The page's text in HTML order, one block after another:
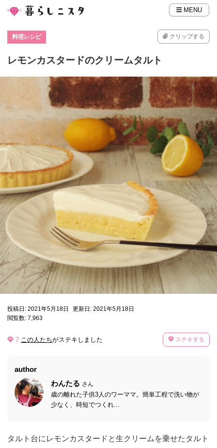
MENU
料理レシピ クリップする
レモンカスタードのクリームタルト
投稿日: 2021年5月18日
更新日: 2021年5月18日
閲覧数: 7,963
7 この人たちがステキしました ステキする
author
わんたる さん
歳の離れた子供3人のワーママ。簡単工程で洗い物が
少なく、時短でつくれ...
タルト台にレモンカスタードと生クリームを乗せたタルト